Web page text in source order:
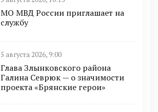
МО МВД России приглашает на
службу
5 августа 2026, 9:00
Глава Злынковского района
Галина Севрюк — о значимости
проекта «Брянские герои»